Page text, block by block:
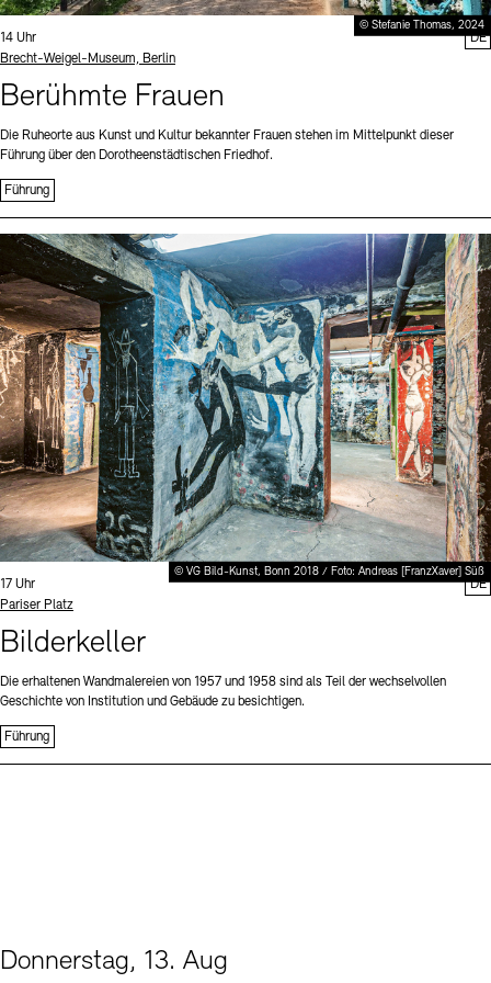
© Stefanie Thomas, 2024
Uhrzeit:
14 Uhr
Standort
Brecht-Weigel-Museum, Berlin
Berühmte Frauen
Die Ruheorte aus Kunst und Kultur bekannter Frauen stehen im Mittelpunkt dieser
Führung über den Dorotheenstädtischen Friedhof.
Führung
DE
© VG Bild-Kunst, Bonn 2018 / Foto: Andreas [FranzXaver] Süß
Uhrzeit:
17 Uhr
Standort
Pariser Platz
Bilderkeller
Die erhaltenen Wandmalereien von 1957 und 1958 sind als Teil der wechselvollen
Geschichte von Institution und Gebäude zu besichtigen.
Führung
DE
Donnerstag, 13. Aug